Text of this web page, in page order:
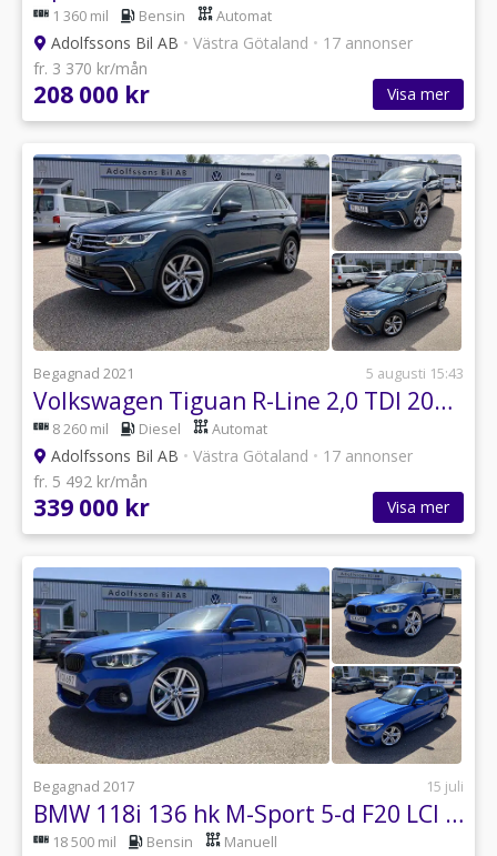
1 360 mil Bensin Automat
Adolfssons Bil AB • Västra Götaland • 17 annonser
fr. 3 370 kr/mån
208 000 kr Visa mer
Begagnad 2021 5 augusti 15:43
Volkswagen Tiguan R-Line 2,0 TDI 200hk 4M DSG (Läder/Drag/Värmare)
8 260 mil Diesel Automat
Adolfssons Bil AB • Västra Götaland • 17 annonser
fr. 5 492 kr/mån
339 000 kr Visa mer
Begagnad 2017 15 juli
BMW 118i 136 hk M-Sport 5-d F20 LCI (Taklucka/Backkamera)
18 500 mil Bensin Manuell